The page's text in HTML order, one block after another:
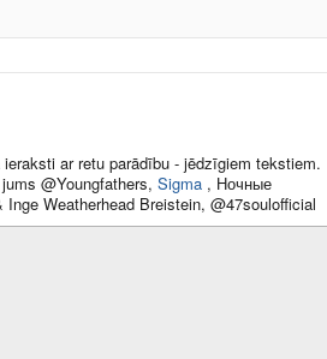
ar retu parādību - jēdzīgiem tekstiem.
@Youngfathers, Sigma , Ночные
Inge Weatherhead Breistein, @47soulofficial